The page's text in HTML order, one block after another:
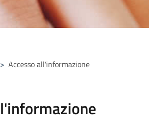
> Accesso all'informazione